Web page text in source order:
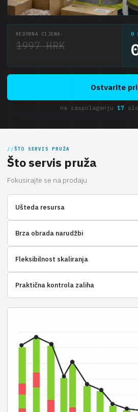
REDOVNA CIJENA:
1997 HRK
0
Ostvarite
na raspolaganju 17
ŠTO SERVIS PRUŽA
Što servis pruža
Fokusirajte se na prodaju
Ušteda resursa
Brza obrada narudžbi
Fleksibilnost skaliranja
Praktična kontrola zaliha